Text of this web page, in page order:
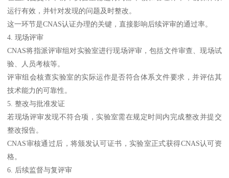
运行有效，并针对发现的问题及时整改。
这一环节是CNAS认证办理的关键，直接影响后续评审的通过率。
4. 现场评审
CNAS将指派评审组对实验室进行现场评审，包括文件审查、现场试
验、人员考核等。
评审组会核查实验室的实际运作是否符合体系文件要求，并评估其
技术能力的可靠性。
5. 整改与批准发证
若现场评审发现不符合项，实验室需在规定时间内完成整改并提交
整改报告。
CNAS审核通过后，将颁发认可证书，实验室正式获得CNAS认可资
格。
6. 后续监督与复评审